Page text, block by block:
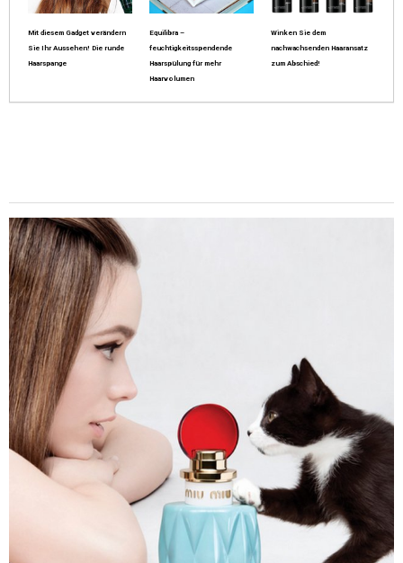
Mit diesem Gadget verändern
Sie Ihr Aussehen! Die runde
Haarspange
Equilibra –
feuchtigkeitsspendende
Haarspülung für mehr
Haarvolumen
Winken Sie dem
nachwachsenden Haaransatz
zum Abschied!